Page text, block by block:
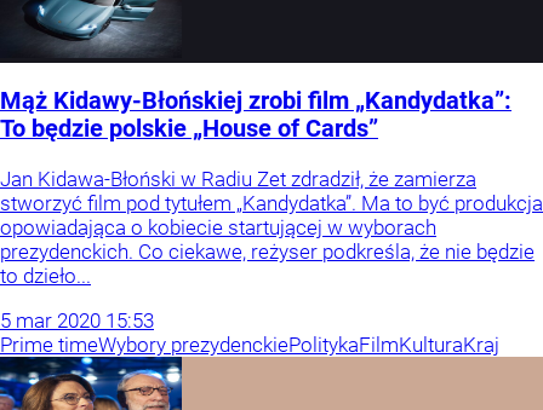
Mąż Kidawy-Błońskiej zrobi film „Kandydatka”:
To będzie polskie „House of Cards”
Jan Kidawa-Błoński w Radiu Zet zdradził, że zamierza
stworzyć film pod tytułem „Kandydatka”. Ma to być produkcja
opowiadająca o kobiecie startującej w wyborach
prezydenckich. Co ciekawe, reżyser podkreśla, że nie będzie
to dzieło...
5 mar 2020 15:53
Prime timeWybory prezydenckiePolitykaFilmKulturaKraj